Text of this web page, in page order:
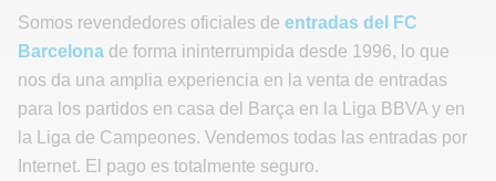
Somos revendedores oficiales de entradas del FC
Barcelona de forma ininterrumpida desde 1996, lo que
nos da una amplia experiencia en la venta de entradas
para los partidos en casa del Barça en la Liga BBVA y en
la Liga de Campeones. Vendemos todas las entradas por
Internet. El pago es totalmente seguro.